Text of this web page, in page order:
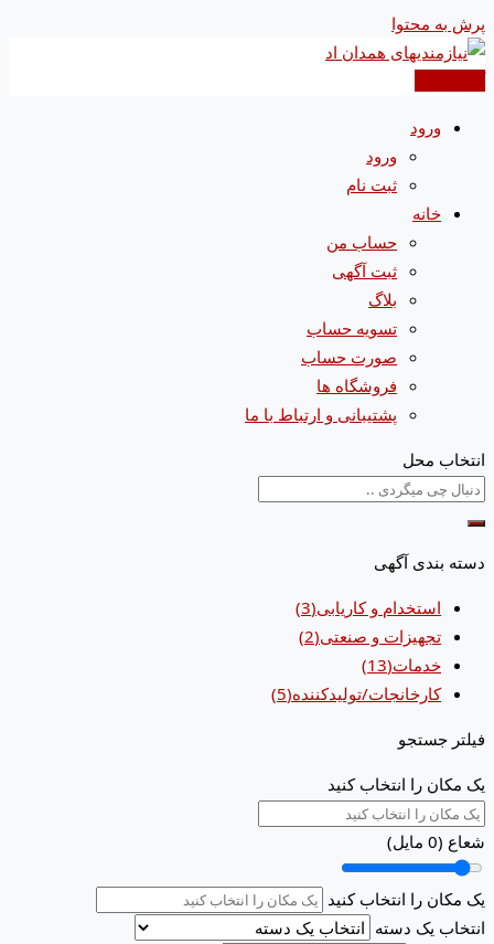
پرش به محتوا
ورود
ورود
ثبت نام
خانه
حساب من
ثبت آگهی
بلاگ
تسویه حساب
صورت حساب
فروشگاه ها
پشتیبانی و ارتباط با ما
انتخاب محل
دسته بندی آگهی
استخدام و کاریابی(3)
تجهیزات و صنعتی(2)
خدمات(13)
کارخانجات/تولیدکننده(5)
فیلتر جستجو
یک مکان را انتخاب کنید
شعاع (0 مایل)
یک مکان را انتخاب کنید
انتخاب یک دسته